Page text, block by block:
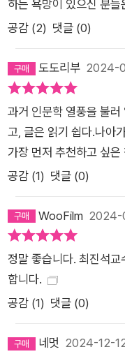
하는 욕망이 있으신 분
공감 (2) 댓글 (0)
도도리부 2024-
과거 인문학 열풍을 불
고, 글은 읽기 쉽다.나아
가장 먼저 추천하고 싶은
공감 (1) 댓글 (0)
WooFilm
정말 좋습니다. 최진석
합니다.
공감 (1) 댓글 (0)
네멋 2024-12-